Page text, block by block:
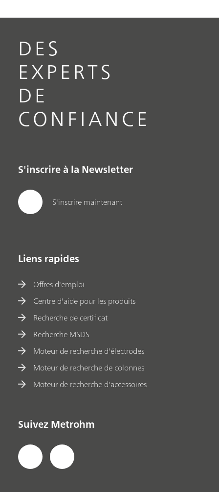
DES
EXPERTS
DE
CONFIANCE
S'inscrire à la Newsletter
S'inscrire maintenant
Liens rapides
Offres d'emploi
Centre d'aide pour les produits
Recherche de certificat
Recherche MSDS
Moteur de recherche d'électrodes
Moteur de recherche de colonnes
Moteur de recherche d'accessoires
Suivez Metrohm